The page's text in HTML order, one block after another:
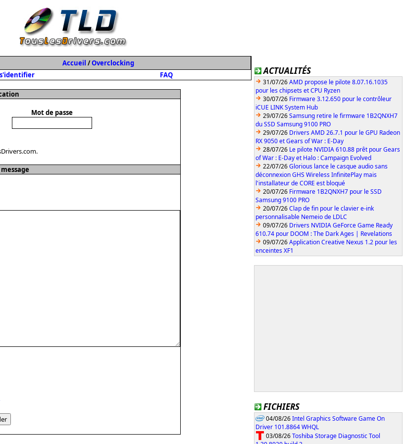
ACTUALITÉS
31/07/26AMD propose le pilote 8.07.16.1035
pour les chipsets et CPU Ryzen
30/07/26 Firmware 3.12.650 pour le contrôleur
iCUE LINK System Hub
29/07/26Samsung retire le firmware 1B2QNXH7
du SSD Samsung 9100 PRO
29/07/26 Drivers AMD 26.7.1 pour le GPU Radeon
RX 9050 et Gears of War : E-Day
28/07/26 Le pilote NVIDIA 610.88 prêt pour Gears
of War : E-Day et Halo : Campaign Evolved
22/07/26Glorious lance le casque audio sans
déconnexion GHS Wireless InfinitePlay mais
l'installateur de CORE est bloqué
20/07/26 Firmware 1B2QNXH7 pour le SSD
Samsung 9100 PRO
20/07/26Clap de fin pour le clavier e-ink
personnalisable Nemeio de LDLC
09/07/26 Drivers NVIDIA GeForce Game Ready
610.74 pour DOOM : The Dark Ages | Revelations
09/07/26Application Creative Nexus 1.2 pour les
enceintes XF1
FICHIERS
04/08/26Intel Graphics Software Game On
Driver 101.8864 WHQL
03/08/26Toshiba Storage Diagnostic Tool
Accueil /Overclocking
FAQ
Mot de passe